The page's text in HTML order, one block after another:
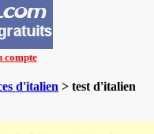
compte
d'italien > test d'italien